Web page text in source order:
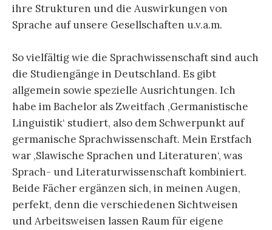
ihre Strukturen und die Auswirkungen von
Sprache auf unsere Gesellschaften u.v.a.m.
So vielfältig wie die Sprachwissenschaft sind auch
die Studiengänge in Deutschland. Es gibt
allgemein sowie spezielle Ausrichtungen. Ich
habe im Bachelor als Zweitfach ‚Germanistische
Linguistik‘ studiert, also dem Schwerpunkt auf
germanische Sprachwissenschaft. Mein Erstfach
war ‚Slawische Sprachen und Literaturen‘, was
Sprach- und Literaturwissenschaft kombiniert.
Beide Fächer ergänzen sich, in meinen Augen,
perfekt, denn die verschiedenen Sichtweisen
und Arbeitsweisen lassen Raum für eigene